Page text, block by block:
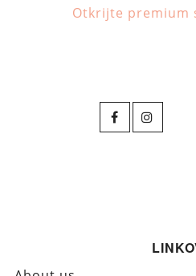
Otkrijte premium